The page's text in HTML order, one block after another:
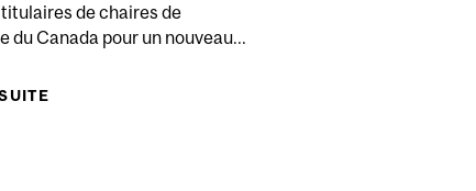
NEIGHBORHOOD DEMOCRATIZATION IN URBAN
de chaires de
du Canada pour un nouveau...